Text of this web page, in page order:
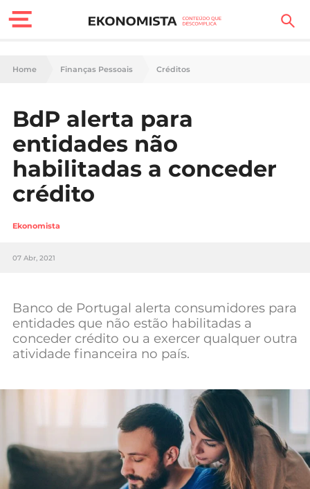
Finanças Pessoais
Carreira
Casa
Lifestyle
Sociedade
Tecnologia
Negócios
Mundial 2026
Home Finanças Pessoais Créditos
BdP alerta para
entidades não
habilitadas a conceder
crédito
Ekonomista
07 Abr, 2021
Banco de Portugal alerta consumidores para
entidades que não estão habilitadas a
conceder crédito ou a exercer qualquer outra
atividade financeira no país.